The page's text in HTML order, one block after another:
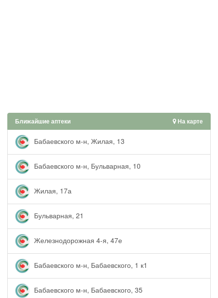
Ближайшие аптеки На карте
Бабаевского м-н, Жилая, 13
Бабаевского м-н, Бульварная, 10
Жилая, 17а
Бульварная, 21
Железнодорожная 4-я, 47е
Бабаевского м-н, Бабаевского, 1 к1
Бабаевского м-н, Бабаевского, 35